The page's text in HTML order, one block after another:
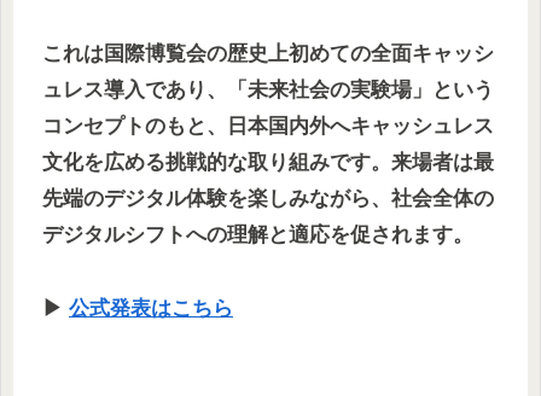
これは国際博覧会の歴史上初めての全面キャッシ
ュレス導入であり、「未来社会の実験場」という
コンセプトのもと、日本国内外へキャッシュレス
文化を広める挑戦的な取り組みです。来場者は最
先端のデジタル体験を楽しみながら、社会全体の
デジタルシフトへの理解と適応を促されます。
▶ 公式発表はこちら